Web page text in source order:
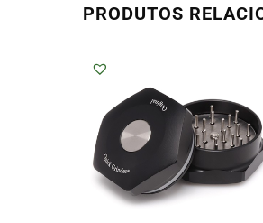
PRODUTOS